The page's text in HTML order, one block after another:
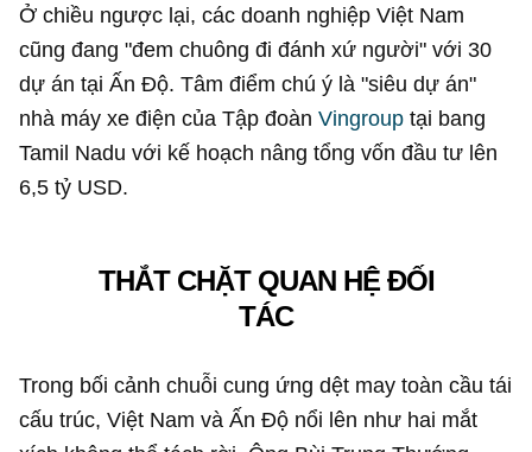
Ở chiều ngược lại, các doanh nghiệp Việt Nam
cũng đang "đem chuông đi đánh xứ người" với 30
dự án tại Ấn Độ. Tâm điểm chú ý là "siêu dự án"
nhà máy xe điện của Tập đoànVingroup tại bang
Tamil Nadu với kế hoạch nâng tổng vốn đầu tư lên
6,5 tỷ USD.
THẮT CHẶT QUAN HỆ ĐỐI
TÁC
Trong bối cảnh chuỗi cung ứng dệt may toàn cầu tái
cấu trúc, Việt Nam và Ấn Độ nổi lên như hai mắt